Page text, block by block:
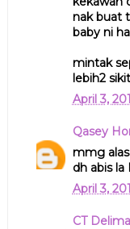
nak buat
baby ni
mintak
lebih2
April 3,
Qasey
mmg
dh abis la
April 3,
CT Delima